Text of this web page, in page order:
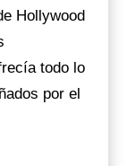
Hollywood
todo lo
por el